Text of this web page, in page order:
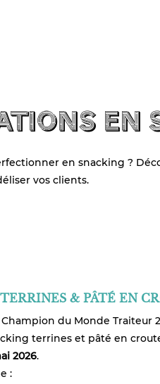
en
en snacking ?
vos clients.
& PÂTÉ EN
Champion du Monde Traiteur
terrines et pâté en
2026.
: